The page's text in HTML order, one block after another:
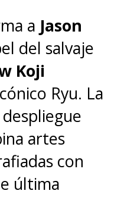
pero hay
la prioridad
en estos
la
en
, y en cines
a Jason
del salvaje
Koji
Ryu. La
artes
con
última